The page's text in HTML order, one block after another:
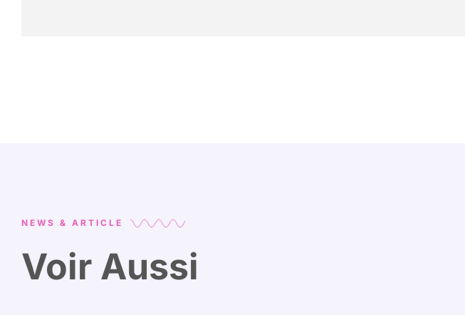
NEWS & ARTICLE
Voir Aussi